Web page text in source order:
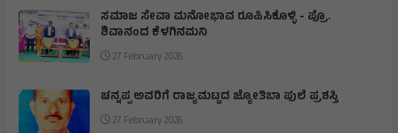
ಸಮಾಜ ಸೇವಾ ಮನೋಭಾವ ರೂಪಿಸಿಕೊಳ್ಳಿ - ಪ್ರೊ.
ಶಿವಾನಂದ ಕೆಳಗಿನಮನಿ
27 February 2026
ಚನ್ನಪ್ಪ ಅವರಿಗೆ ರಾಜ್ಯಮಟ್ಟದ ಜ್ಯೋತಿಬಾ ಪುಲೆ ಪ್ರಶಸ್ತಿ
27 February 2026